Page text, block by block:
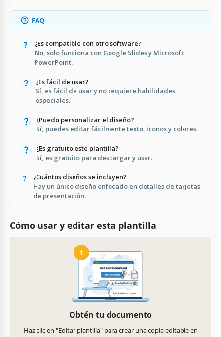
FAQ
¿Es compatible con otro software?
No, solo funciona con Google Slides y Microsoft
PowerPoint.
¿Es fácil de usar?
Sí, es fácil de usar y no requiere habilidades
especiales.
¿Puedo personalizar el diseño?
Sí, puedes editar fácilmente texto, iconos y colores.
¿Es gratuito este plantilla?
Sí, es gratuito para descargar y usar.
¿Cuántos diseños se incluyen?
Hay un único diseño enfocado en detalles de tarjetas
de presentación.
Cómo usar y editar esta plantilla
1
Obtén tu documento
Haz clic en "Editar plantilla" para crear una copia editable en